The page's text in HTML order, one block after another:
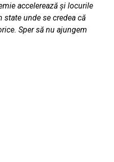
accelerează și locurile
state unde se credea că
Sper să nu ajungem